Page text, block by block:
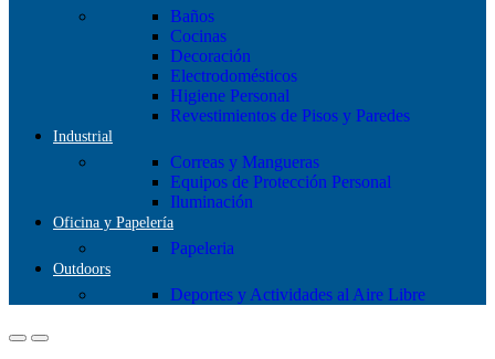
Baños
Cocinas
Decoración
Electrodomésticos
Higiene Personal
Revestimientos de Pisos y Paredes
Industrial
Correas y Mangueras
Equipos de Protección Personal
Iluminación
Oficina y Papelería
Papeleria
Outdoors
Deportes y Actividades al Aire Libre